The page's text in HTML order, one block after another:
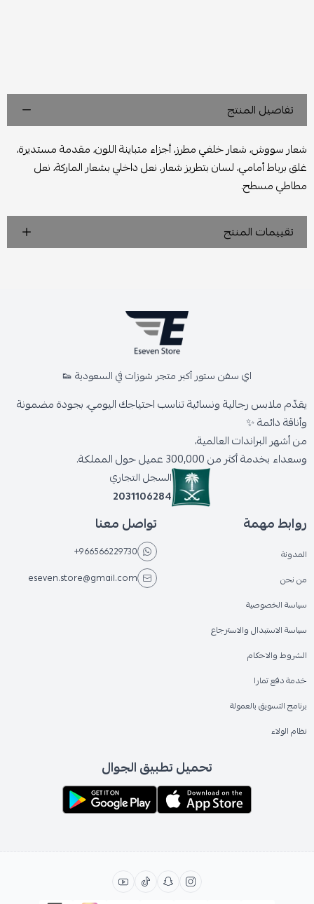
تفاصيل المنتج
شعار سووش، شعار خلفي مطرز، أجزاء متباينة اللون، مقدمة مستديرة،
غلق برباط أمامي، لسان بتطريز شعار، نعل داخلي بشعار الماركة، نعل
مطاطي مسطح.
تقييمات المنتج
اي سفن ستور أكبر متجر شوزات في السعودية 👟
يقدّم ملابس رجالية ونسائية تناسب احتياجك اليومي، بجودة مضمونة
وأناقة دائمة ✨
من أشهر البراندات العالمية،
وسعداء بخدمة أكثر من 300,000 عميل حول المملكة.
السجل التجاري
2031106284
روابط مهمة
المدونة
من نحن
سياسة الخصوصية
سياسة الاستبدال والاسترجاع
الشروط والاحكام
خدمة دفع تمارا
برنامج التسويق بالعمولة
نظام الولاء
تواصل معنا
+966566229730
eseven.store@gmail.com
تحميل تطبيق الجوال